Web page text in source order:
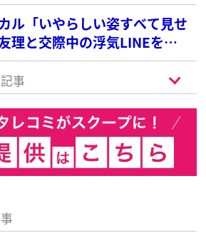
ル「いやらしい姿すべて見せ
理と交際中の浮気LINEを暴
事